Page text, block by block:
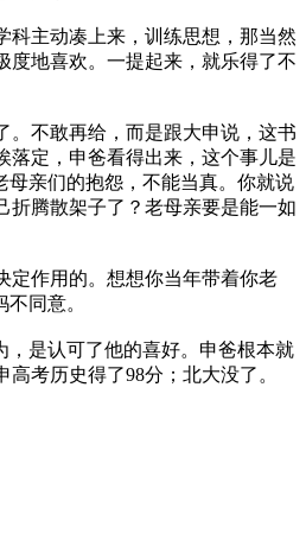
科主动凑上来，训练思想，那当然
度地喜欢。一提起来，就乐得了不
。不敢再给，而是跟大申说，这书
落定，申爸看得出来，这个事儿是
亲们的抱怨，不能当真。你就说
折腾散架子了？老母亲要是能一如
定作用的。想想你当年带着你老
同意。
，是认可了他的喜好。申爸根本就
考历史得了98分；北大没了。